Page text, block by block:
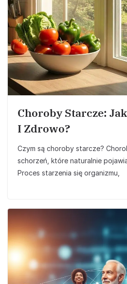
Choroby Starcze:
I Zdrowo?
Czym są choroby starcze?
schorzeń, które naturalnie
Proces starzenia się organizmu,